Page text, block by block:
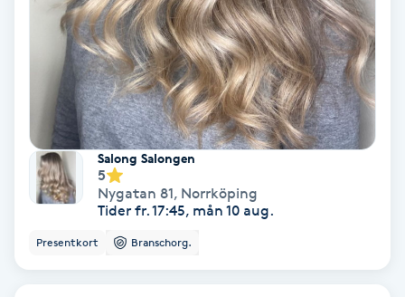
Regndroppsmassage
Reikihealing
Reiki massage
Restorative Yoga
Salong Salongen
5
Nygatan 81, Norrköping
Tider fr. 17:45, mån 10 aug.
Presentkort Branschorg.